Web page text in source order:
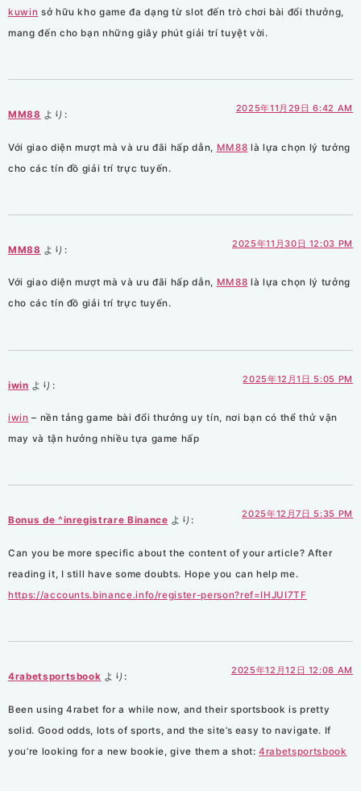
kuwin sở hữu kho game đa dạng từ slot đến trò chơi bài đổi thưởng,
mang đến cho bạn những giây phút giải trí tuyệt vời.
MM88 より:
2025年11月29日 6:42 AM
Với giao diện mượt mà và ưu đãi hấp dẫn, MM88 là lựa chọn lý tưởng
cho các tín đồ giải trí trực tuyến.
MM88 より:
2025年11月30日 12:03 PM
Với giao diện mượt mà và ưu đãi hấp dẫn, MM88 là lựa chọn lý tưởng
cho các tín đồ giải trí trực tuyến.
iwin より:
2025年12月1日 5:05 PM
iwin – nền tảng game bài đổi thưởng uy tín, nơi bạn có thể thử vận
may và tận hưởng nhiều tựa game hấp
Bonus de ^inregistrare Binance より:
2025年12月7日 5:35 PM
Can you be more specific about the content of your article? After
reading it, I still have some doubts. Hope you can help me.
https://accounts.binance.info/register-person?ref=IHJUI7TF
4rabetsportsbook より:
2025年12月12日 12:08 AM
Been using 4rabet for a while now, and their sportsbook is pretty
solid. Good odds, lots of sports, and the site’s easy to navigate. If
you’re looking for a new bookie, give them a shot:4rabetsportsbook